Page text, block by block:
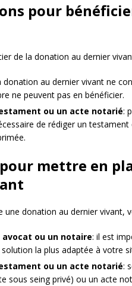
pour
de la donation au dernier
donation au dernier vivant ne
ne peuvent pas en bénéficier.
ou un acte notarié:
de rédiger un
mettre en
une donation au dernier vivant,
avocat ou un notaire: il est
la plus adaptée à votre
ou un acte notarié:
sous seing privé) ou un acte